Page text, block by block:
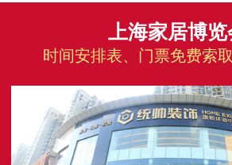
上海家居博览
时间安排表、门票免费索